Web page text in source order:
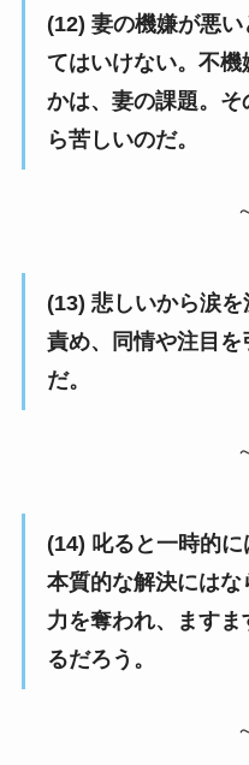
(12) 妻の機嫌が悪
てはいけない。不
かは、妻の課題。
ら苦しいのだ。
(13) 悲しいから涙
責め、同情や注目
だ。
(14) 叱ると一時的に
本質的な解決には
力を奪われ、ます
るだろう。